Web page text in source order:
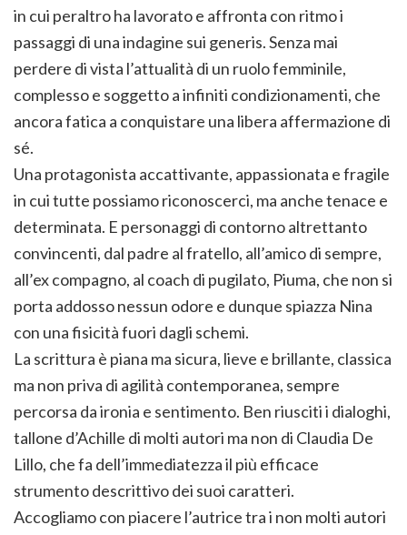
in cui peraltro ha lavorato e affronta con ritmo i
passaggi di una indagine sui generis. Senza mai
perdere di vista l’attualità di un ruolo femminile,
complesso e soggetto a infiniti condizionamenti, che
ancora fatica a conquistare una libera affermazione di
sé.
Una protagonista accattivante, appassionata e fragile
in cui tutte possiamo riconoscerci, ma anche tenace e
determinata. E personaggi di contorno altrettanto
convincenti, dal padre al fratello, all’amico di sempre,
all’ex compagno, al coach di pugilato, Piuma, che non si
porta addosso nessun odore e dunque spiazza Nina
con una fisicità fuori dagli schemi.
La scrittura è piana ma sicura, lieve e brillante, classica
ma non priva di agilità contemporanea, sempre
percorsa da ironia e sentimento. Ben riusciti i dialoghi,
tallone d’Achille di molti autori ma non di Claudia De
Lillo, che fa dell’immediatezza il più efficace
strumento descrittivo dei suoi caratteri.
Accogliamo con piacere l’autrice tra i non molti autori